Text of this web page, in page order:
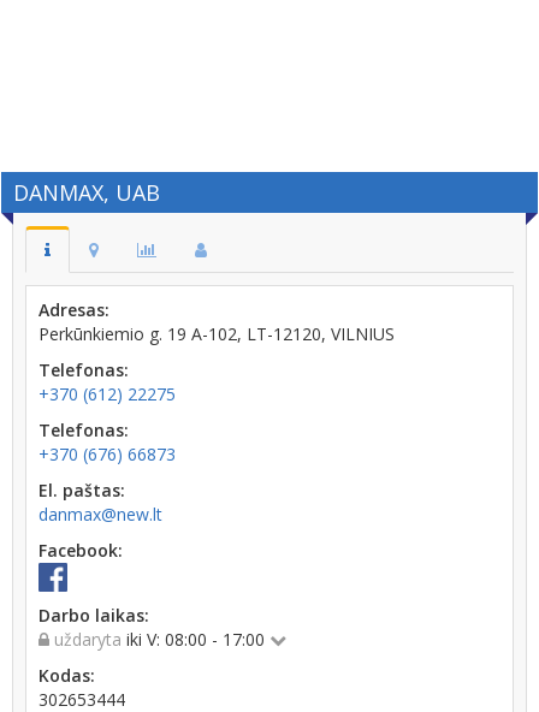
DANMAX, UAB
Adresas:
Perkūnkiemio g. 19 A-102, LT-12120, VILNIUS
Telefonas:
+370 (612) 22275
Telefonas:
+370 (676) 66873
El. paštas:
danmax@new.lt
Facebook:
Darbo laikas:
uždaryta iki V: 08:00 - 17:00
Kodas:
302653444